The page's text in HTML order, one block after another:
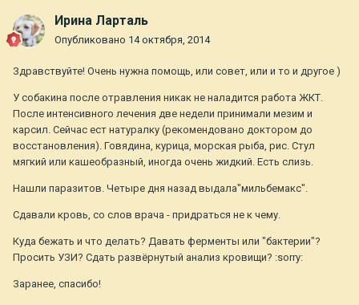
Ирина Ларталь
Опубликовано 14 октября, 2014
Здравствуйте! Очень нужна помощь, или совет, или и то и другое )
У собакина после отравления никак не наладится работа ЖКТ.
После интенсивного лечения две недели принимали мезим и
карсил. Сейчас ест натуралку (рекомендовано доктором до
восстановления). Говядина, курица, морская рыба, рис. Стул
мягкий или кашеобразный, иногда очень жидкий. Есть слизь.
Нашли паразитов. Четыре дня назад выдала"мильбемакс".
Сдавали кровь, со слов врача - придраться не к чему.
Куда бежать и что делать? Давать ферменты или "бактерии"?
Просить УЗИ? Сдать развёрнутый анализ кровищи? :sorry:
Заранее, спасибо!